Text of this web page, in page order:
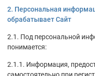
2. Персональная
обрабатывает Сайт
2.1. Под персональной
понимается:
2.1.1. Информация,